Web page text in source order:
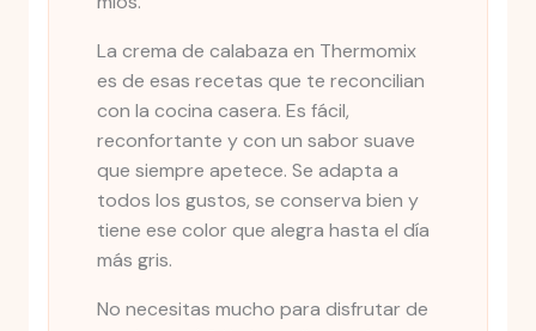
La crema de calabaza en Thermomix
es de esas recetas que te reconcilian
con la cocina casera. Es fácil,
reconfortante y con un sabor suave
que siempre apetece. Se adapta a
todos los gustos, se conserva bien y
tiene ese color que alegra hasta el día
más gris.
No necesitas mucho para disfrutar de